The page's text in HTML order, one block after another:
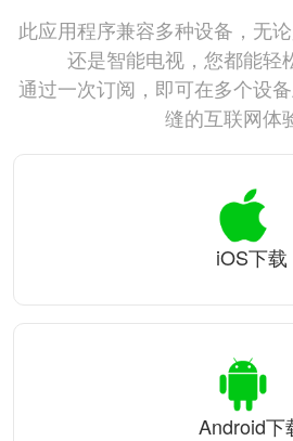
此应用程序兼容多种设备，无
还是智能电视，您都能轻
通过一次订阅，即可在多个设
缝的互联网体
iOS下载
Android下